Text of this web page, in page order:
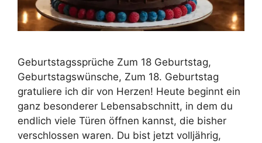
Geburtstagssprüche Zum 18 Geburtstag,
Geburtstagswünsche, Zum 18. Geburtstag
gratuliere ich dir von Herzen! Heute beginnt ein
ganz besonderer Lebensabschnitt, in dem du
endlich viele Türen öffnen kannst, die bisher
verschlossen waren. Du bist jetzt volljährig,